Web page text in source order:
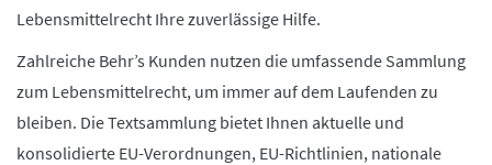
Lebensmittelrecht Ihre zuverlässige Hilfe.
Zahlreiche Behr’s Kunden nutzen die umfassende Sammlung
zum Lebensmittelrecht, um immer auf dem Laufenden zu
bleiben. Die Textsammlung bietet Ihnen aktuelle und
konsolidierte EU-Verordnungen, EU-Richtlinien, nationale